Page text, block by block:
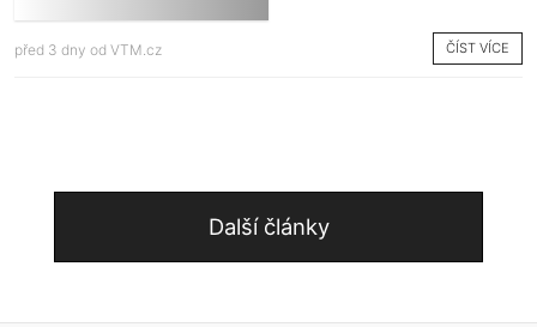
před 3 dny od VTM.cz ČÍST VÍCE
Další články